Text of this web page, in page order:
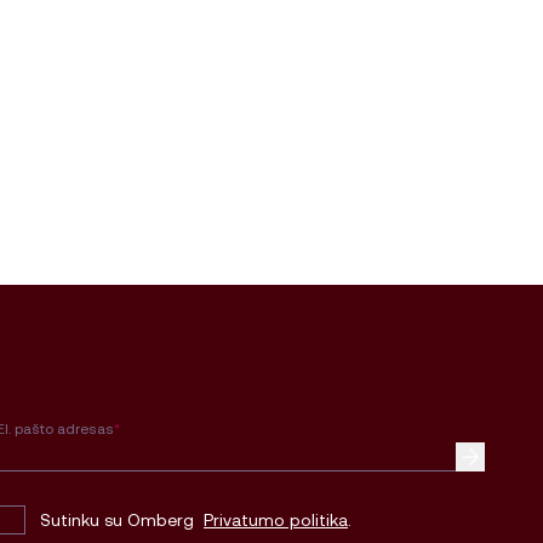
pašto adresas*
Sutinku su Omberg Privatumo politika.